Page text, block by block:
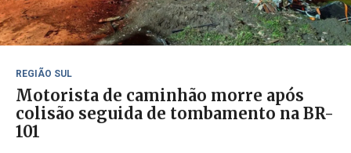
REGIÃO SUL
Motorista de caminhão morre após
colisão seguida de tombamento na BR-
101